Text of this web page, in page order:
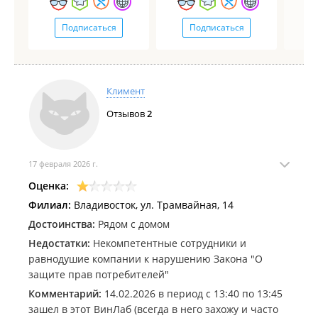
Подписаться Подписаться
Климент
Отзывов2
17 февраля 2026 г.
Оценка:
Филиал: Владивосток, ул. Трамвайная, 14
Достоинства: Рядом с домом
Недостатки: Некомпетентные сотрудники и
равнодушие компании к нарушению Закона "О
защите прав потребителей"
Комментарий: 14.02.2026 в период с 13:40 по 13:45
зашел в этот ВинЛаб (всегда в него захожу и часто